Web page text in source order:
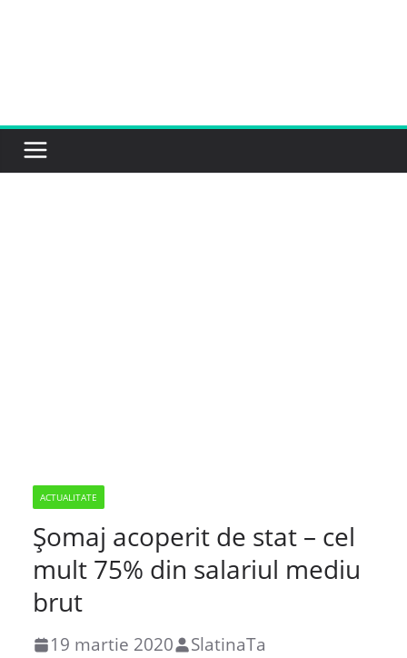
ACTUALITATE
Șomaj acoperit de stat – cel
mult 75% din salariul mediu
brut
19 martie 2020 SlatinaTa